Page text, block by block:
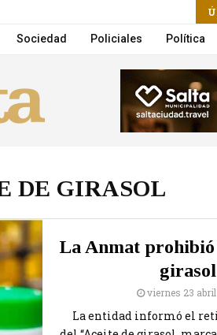
de Santiago del Estero secuestrada por su
Sociedad Policiales Política
DE GIRASOL
La Anmat prohibió
girasol
viernes 23 abril
La entidad informó el